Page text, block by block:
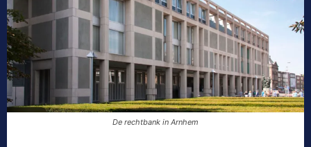
De rechtbank in Arnhem